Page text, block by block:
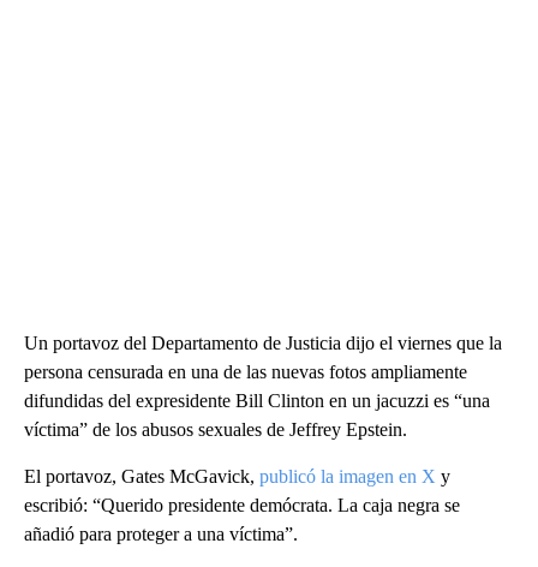
Un portavoz del Departamento de Justicia dijo el viernes que la
persona censurada en una de las nuevas fotos ampliamente
difundidas del expresidente Bill Clinton en un jacuzzi es “una
víctima” de los abusos sexuales de Jeffrey Epstein.
El portavoz, Gates McGavick, publicó la imagen en X y
escribió: “Querido presidente demócrata. La caja negra se
añadió para proteger a una víctima”.